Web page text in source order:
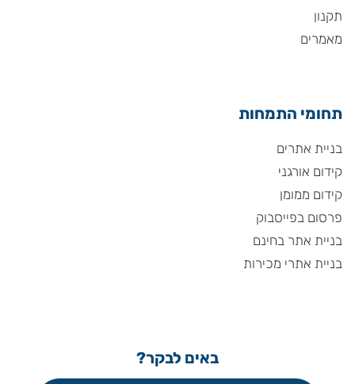
תקנון
מאמרים
תחומי התמחות
בניית אתרים
קידום אורגני
קידום ממומן
פרסום בפייסבוק
בניית אתר בחינם
בניית אתרי מכירות
באים לבקר?